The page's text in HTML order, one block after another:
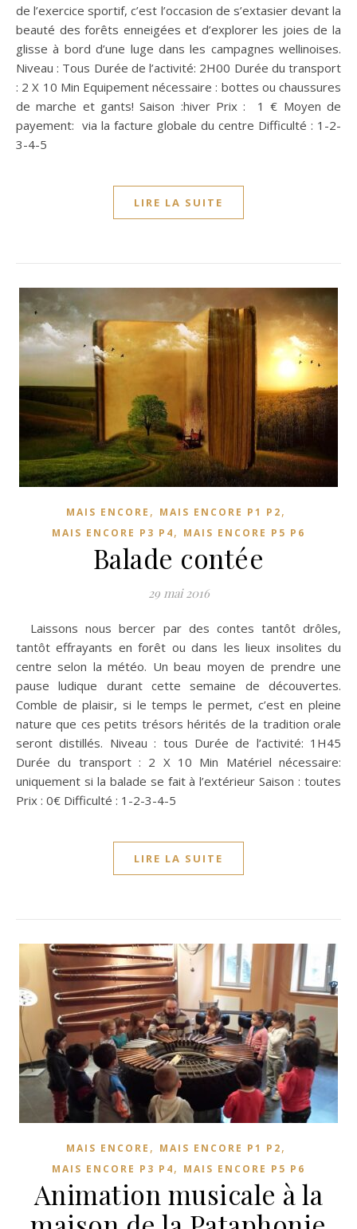
de l’exercice sportif, c’est l’occasion de s’extasier devant la
beauté des forêts enneigées et d’explorer les joies de la
glisse à bord d’une luge dans les campagnes wellinoises.
Niveau : Tous Durée de l’activité: 2H00 Durée du transport
: 2 X 10 Min Equipement nécessaire : bottes ou chaussures
de marche et gants! Saison :hiver Prix : 1 € Moyen de
payement: via la facture globale du centre Difficulté : 1-2-
3-4-5
LIRE LA SUITE
MAIS ENCORE , MAIS ENCORE P1 P2,
MAIS ENCORE P3 P4, MAIS ENCORE P5 P6
Balade contée
29 mai 2016
Laissons nous bercer par des contes tantôt drôles,
tantôt effrayants en forêt ou dans les lieux insolites du
centre selon la météo. Un beau moyen de prendre une
pause ludique durant cette semaine de découvertes.
Comble de plaisir, si le temps le permet, c’est en pleine
nature que ces petits trésors hérités de la tradition orale
seront distillés. Niveau : tous Durée de l’activité: 1H45
Durée du transport : 2 X 10 Min Matériel nécessaire:
uniquement si la balade se fait à l’extérieur Saison : toutes
Prix : 0€ Difficulté : 1-2-3-4-5
LIRE LA SUITE
MAIS ENCORE , MAIS ENCORE P1 P2,
MAIS ENCORE P3 P4, MAIS ENCORE P5 P6
Animation musicale à la